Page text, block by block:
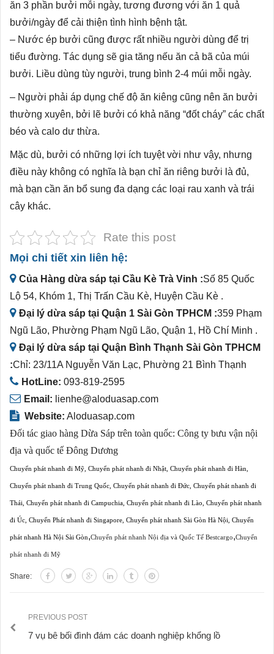
ăn 3 phần bưởi mỗi ngày, tương đương với ăn 1 quả
bưởi/ngày để cải thiện tình hình bệnh tật.
– Nước ép bưởi cũng được rất nhiều người dùng để trị
tiểu đường. Tác dụng sẽ gia tăng nếu ăn cả bã của múi
bưởi. Liều dùng tùy người, trung bình 2-4 múi mỗi ngày.
– Người phải áp dụng chế độ ăn kiêng cũng nên ăn bưởi
thường xuyên, bởi lẽ bưởi có khả năng “đốt cháy” các chất
béo và calo dư thừa.
Mặc dù, bưởi có những lợi ích tuyệt vời như vậy, nhưng
điều này không có nghĩa là bạn chỉ ăn riêng bưởi là đủ,
mà bạn cần ăn bổ sung đa dạng các loại rau xanh và trái
cây khác.
Rate this post
Mọi chi tiết xin liên hệ:
Của Hàng dừa sáp tại Cầu Kè Trà Vinh :Số 85 Quốc
Lộ 54, Khóm 1, Thị Trấn Cầu Kè, Huyện Cầu Kè .
Đại lý dừa sáp tại Quận 1 Sài Gòn TPHCM :359 Phạm
Ngũ Lão, Phường Phạm Ngũ Lão, Quận 1, Hồ Chí Minh .
Đại lý dừa sáp tại Quận Bình Thạnh Sài Gòn TPHCM
:Chỉ: 23/11A Nguyễn Văn Lạc, Phường 21 Bình Thạnh
HotLine: 093-819-2595
Email: lienhe@aloduasap.com
Website: Aloduasap.com
Đối tác giao hàng Dừa Sáp trên toàn quốc: Công ty bưu vận nội
địa và quốc tế Đông Dương
Chuyển phát nhanh đi Mỹ Chuyển phát nhanh đi Nhật Chuyển phát nhanh đi Hàn
Chuyển phát nhanh đi Trung Quốc Chuyển phát nhanh đi Đức Chuyển phát nhanh đi
Thái Chuyển phát nhanh đi Campuchia Chuyển phát nhanh đi Lào Chuyển phát nhanh
đi Úc Chuyển Phát nhanh đi Singapore Chuyển phát nhanh Sài Gòn Hà Nội Chuyển
phát nhanh Hà Nội Sài Gòn,Chuyển phát nhanh Nội địa và Quốc Tế Bestcargo,Chuyển
phát nhanh đi Mỹ
Share:
PREVIOUS POST
7 vụ bê bối đình đám các doanh nghiệp khổng lồ